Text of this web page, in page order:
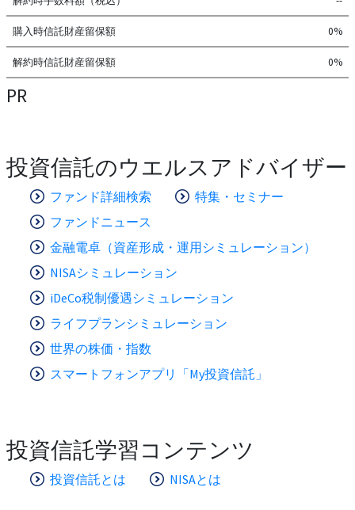
購入時信託財産留保額 0%
解約時信託財産留保額 0%
PR
投資信託のウエルスアドバイザー
ファンド詳細検索
特集・セミナー
ファンドニュース
金融電卓（資産形成・運用シミュレーション）
NISAシミュレーション
iDeCo税制優遇シミュレーション
ライフプランシミュレーション
世界の株価・指数
スマートフォンアプリ「My投資信託」
投資信託学習コンテンツ
投資信託とは NISAとは